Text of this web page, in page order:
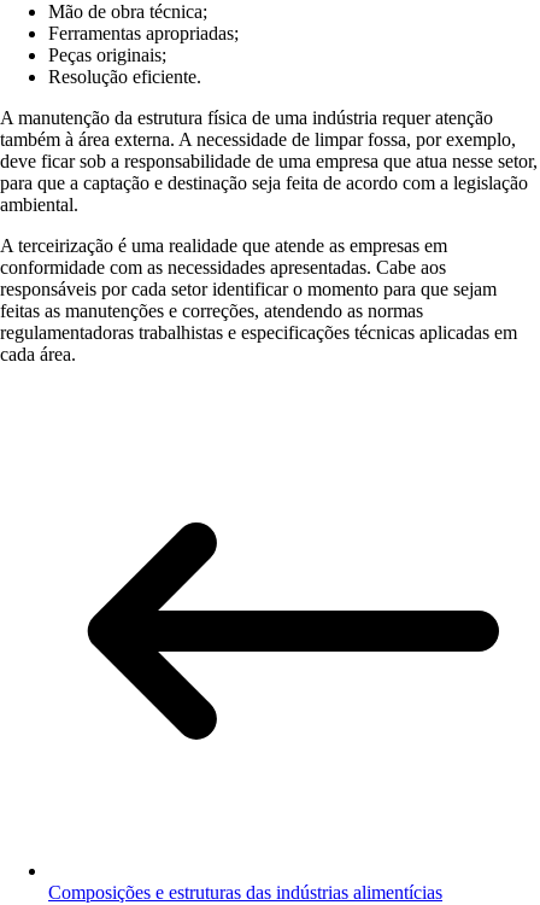
Mão de obra técnica;
Ferramentas apropriadas;
Peças originais;
Resolução eficiente.
A manutenção da estrutura física de uma indústria requer atenção
também à área externa. A necessidade de limpar fossa, por exemplo,
deve ficar sob a responsabilidade de uma empresa que atua nesse setor,
para que a captação e destinação seja feita de acordo com a legislação
ambiental.
A terceirização é uma realidade que atende as empresas em
conformidade com as necessidades apresentadas. Cabe aos
responsáveis por cada setor identificar o momento para que sejam
feitas as manutenções e correções, atendendo as normas
regulamentadoras trabalhistas e especificações técnicas aplicadas em
cada área.
Composições e estruturas das indústrias alimentícias